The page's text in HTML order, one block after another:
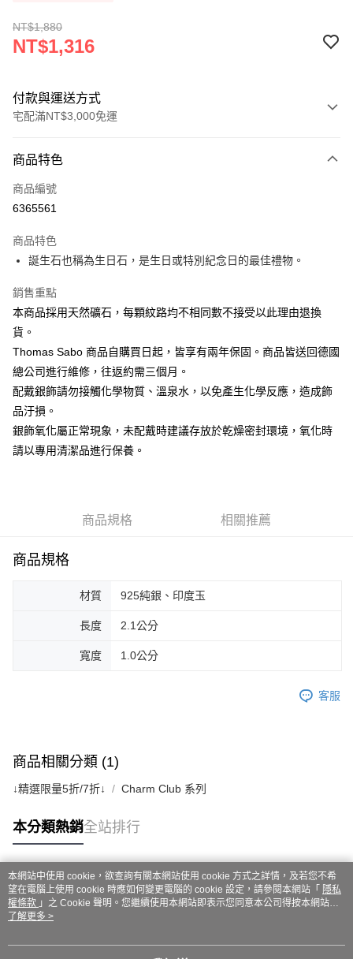
NT$1,880
NT$1,316
付款與運送方式
宅配滿NT$3,000免運
信用卡一次付款
Apple Pay
ATM付款
運送方式
黑貓宅急便
商品特色
商品編號
6365561
商品特色
誕生石也稱為生日石，是生日或特別紀念日的最佳禮物。
銷售重點
本商品採用天然礦石，每顆紋路均不相同數不接受以此理由退換
貨。
Thomas Sabo 商品自購買日起，皆享有兩年保固。商品皆送回德國
總公司進行維修，往返約需三個月。
配戴銀飾請勿接觸化學物質、溫泉水，以免產生化學反應，造成飾
品汙損。
銀飾氧化屬正常現象，未配戴時建議存放於乾燥密封環境，氧化時
請以專用清潔品進行保養。
商品規格 相關推薦
商品規格
材質 925純銀、印度玉
長度 2.1公分
寬度 1.0公分
客服
商品相關分類 (1)
↓精選限量5折/7折↓ Charm Club 系列
本分類熱銷全站排行
熱門標籤
本網站中使用 cookie，欲查詢有關本網站使用 cookie 方式之詳情，及若您不希
望在電腦上使用 cookie 時應如何變更電腦的 cookie 設定，請參閱本網站「 隱私
權條款 」之 Cookie 聲明。您繼續使用本網站即表示您同意本公司得按本網站使
用條款之 Cookie 聲明使用 cookie。
了解更多 >